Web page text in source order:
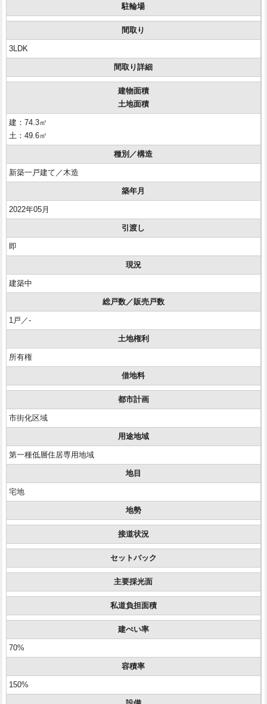
駐輪場
間取り
3LDK
間取り詳細
建物面積
土地面積
建：74.3㎡
土：49.6㎡
種別／構造
新築一戸建て／木造
築年月
2022年05月
引渡し
即
現況
建築中
総戸数／販売戸数
1戸／-
土地権利
所有権
借地料
都市計画
市街化区域
用途地域
第一種低層住居専用地域
地目
宅地
地勢
接道状況
セットバック
主要採光面
私道負担面積
建ぺい率
70%
容積率
150%